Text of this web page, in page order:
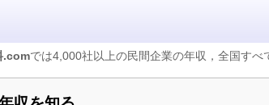
.comでは4,000社以上の民間企業の年収，全国す